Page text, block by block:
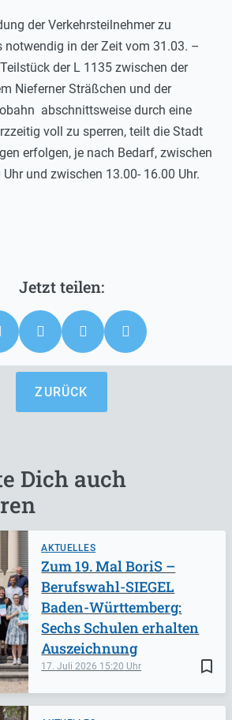
der Verkehrsteilnehmer zu
notwendig in der Zeit vom 31.03. –
der L 1135 zwischen der
Nieferner Sträßchen und der
abschnittsweise durch eine
voll zu sperren, teilt die Stadt
erfolgen, je nach Bedarf, zwischen
und zwischen 13.00- 16.00 Uhr.
ZURÜCK
Dich auch
AKTUELLES
bookmark_border
17. Juli 2026 15:20
Zum 19. Mal BoriS –
Berufswahl-SIEGEL
Baden-Württemberg:
Sechs Schulen erhalten
Auszeichnung